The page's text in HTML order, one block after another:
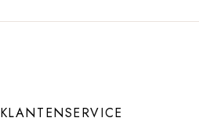
KLANTENSERVICE